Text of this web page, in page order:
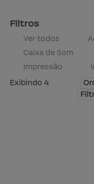
Filtros
Ver todos
Caixa de Som
Impressão
Exibindo 4